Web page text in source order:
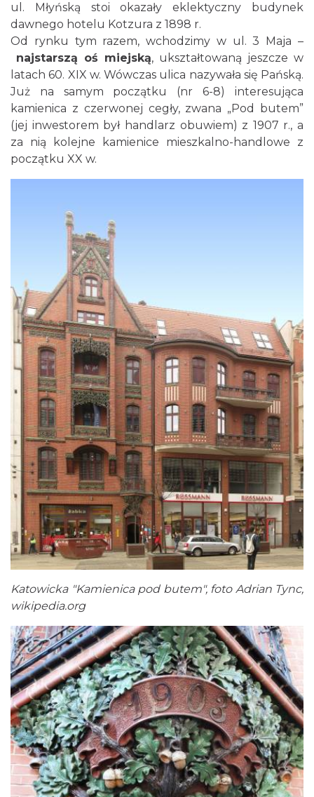
ul. Młyńską stoi okazały eklektyczny budynek
dawnego hotelu Kotzura z 1898 r.
Od rynku tym razem, wchodzimy w ul. 3 Maja –
najstarszą oś miejską, ukształtowaną jeszcze w
latach 60. XIX w. Wówczas ulica nazywała się Pańską.
Już na samym początku (nr 6-8) interesująca
kamienica z czerwonej cegły, zwana „Pod butem”
(jej inwestorem był handlarz obuwiem) z 1907 r., a
za nią kolejne kamienice mieszkalno-handlowe z
początku XX w.
Katowicka "Kamienica pod butem", foto Adrian Tync,
wikipedia.org